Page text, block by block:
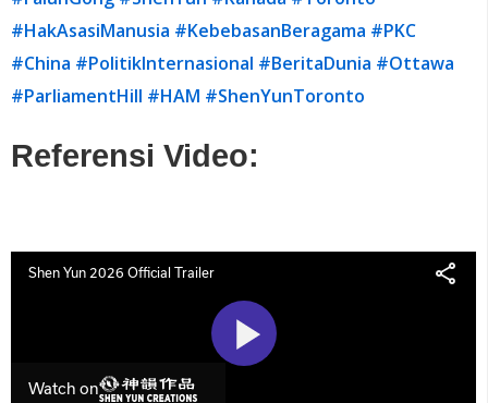
#HakAsasiManusia #KebebasanBeragama #PKC
#China #PolitikInternasional #BeritaDunia #Ottawa
#ParliamentHill #HAM #ShenYunToronto
Referensi Video: